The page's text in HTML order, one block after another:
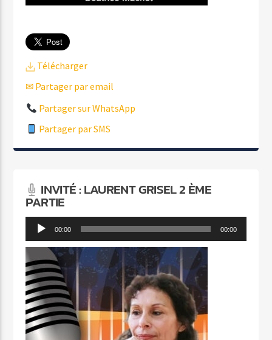
Télécharger
✉ Partager par email
Partager sur WhatsApp
Partager par SMS
INVITÉ : LAURENT GRISEL 2 ÈME
PARTIE
Lecteur
audio
00:00 00:00